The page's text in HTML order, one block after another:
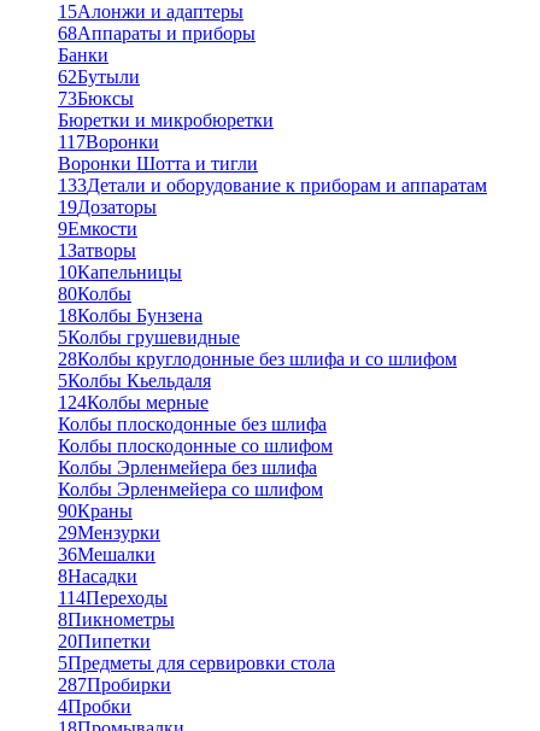
15Алонжи и адаптеры
68Аппараты и приборы
Банки
62Бутыли
73Бюксы
Бюретки и микробюретки
117Воронки
Воронки Шотта и тигли
133Детали и оборудование к приборам и аппаратам
19Дозаторы
9Емкости
1Затворы
10Капельницы
80Колбы
18Колбы Бунзена
5Колбы грушевидные
28Колбы круглодонные без шлифа и со шлифом
5Колбы Кьельдаля
124Колбы мерные
Колбы плоскодонные без шлифа
Колбы плоскодонные со шлифом
Колбы Эрленмейера без шлифа
Колбы Эрленмейера со шлифом
90Краны
29Мензурки
36Мешалки
8Насадки
114Переходы
8Пикнометры
20Пипетки
5Предметы для сервировки стола
287Пробирки
4Пробки